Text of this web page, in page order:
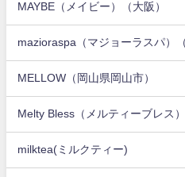
MAYBE（メイビー）（大阪）
mazioraspa（マジョーラスパ）
MELLOW（岡山県岡山市）
Melty Bless（メルティーブレス）
milktea(ミルクティー)